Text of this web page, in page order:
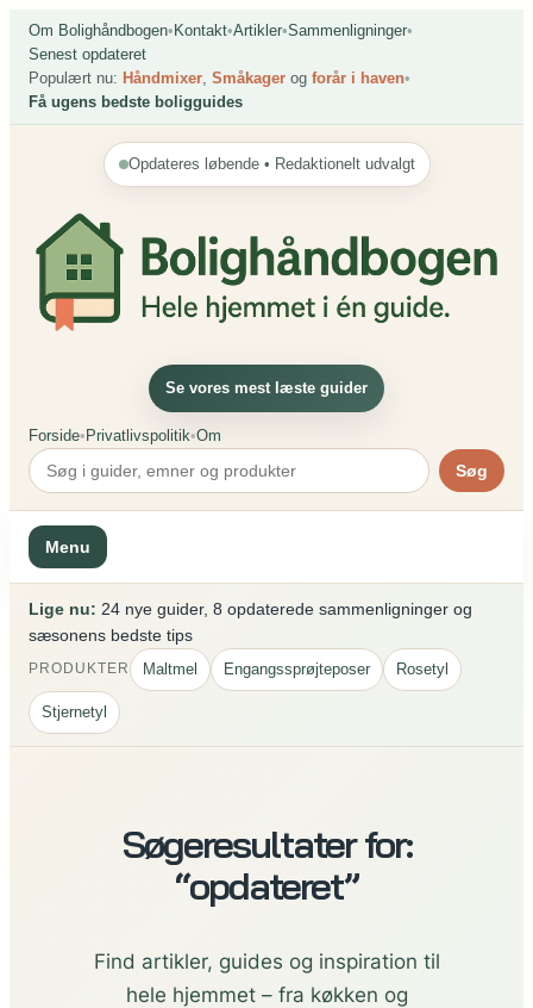
Spring
indhold
Om Bolighåndbogen• Kontakt•Artikler•Sammenligninger•
Senest opdateret
Populært nu: Håndmixer, Småkager og forår i haven•
Få ugens bedste boligguides
Opdateres løbende • Redaktionelt udvalgt
Se vores mest læste guider
Forside•Privatlivspolitik•Om
Søg
Menu
Lige nu: 24 nye guider, 8 opdaterede sammenligninger og
sæsonens bedste tips
PRODUKTER Maltmel Engangssprøjteposer Rosetyl
Stjernetyl
Søgeresultater for:
“opdateret”
Find artikler, guides og inspiration til
hele hjemmet – fra køkken og